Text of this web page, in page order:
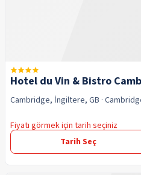
Hotel du Vin & Bistro
Cambridge, İngiltere, GB ·
Fiyatı görmek için tarih seçiniz
Tarih Seç